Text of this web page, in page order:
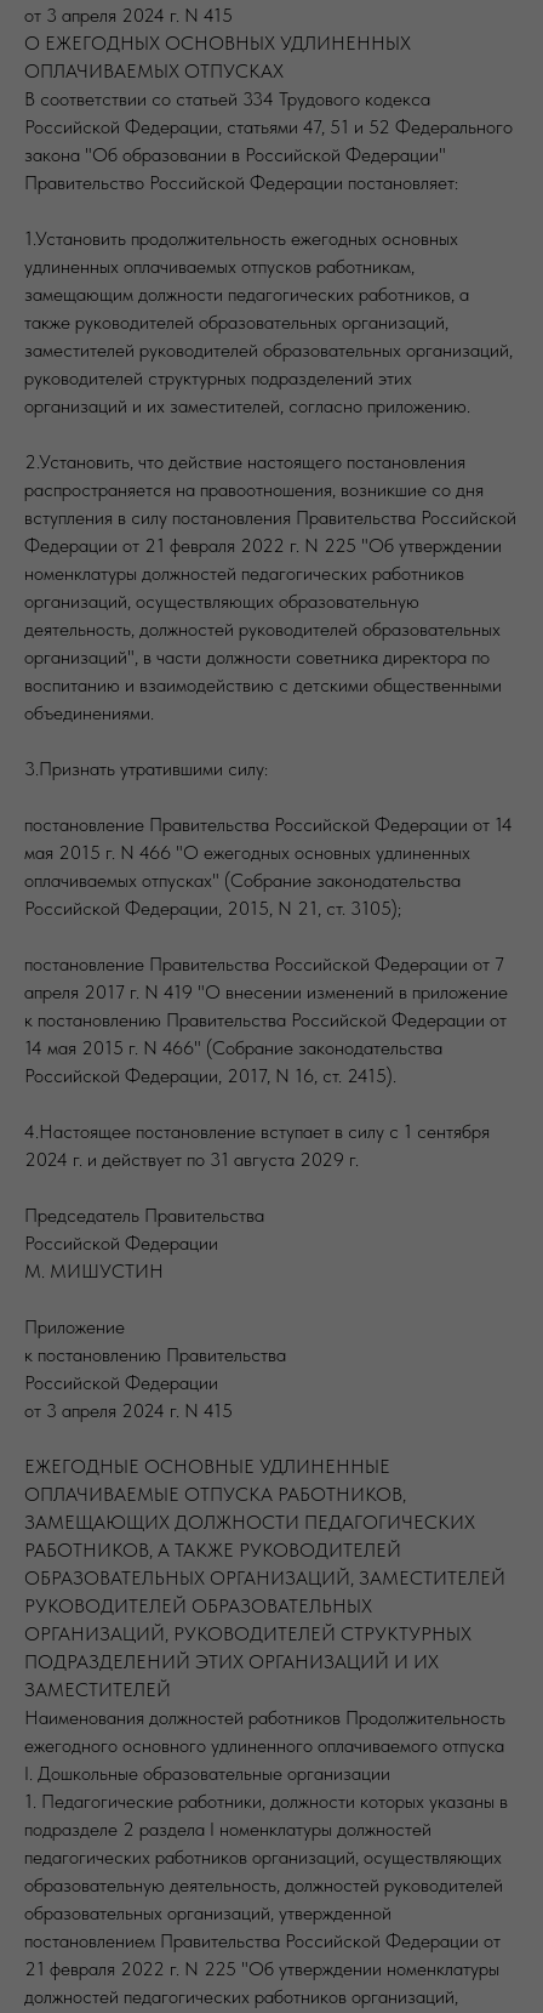
от 3 апреля 2024 г. N 415
О ЕЖЕГОДНЫХ ОСНОВНЫХ УДЛИНЕННЫХ
ОПЛАЧИВАЕМЫХ ОТПУСКАХ
В соответствии со статьей 334 Трудового кодекса
Российской Федерации, статьями 47, 51 и 52 Федерального
закона "Об образовании в Российской Федерации"
Правительство Российской Федерации постановляет:
1.Установить продолжительность ежегодных основных
удлиненных оплачиваемых отпусков работникам,
замещающим должности педагогических работников, а
также руководителей образовательных организаций,
заместителей руководителей образовательных организаций,
руководителей структурных подразделений этих
организаций и их заместителей, согласно приложению.
2.Установить, что действие настоящего постановления
распространяется на правоотношения, возникшие со дня
вступления в силу постановления Правительства Российской
Федерации от 21 февраля 2022 г. N 225 "Об утверждении
номенклатуры должностей педагогических работников
организаций, осуществляющих образовательную
деятельность, должностей руководителей образовательных
организаций", в части должности советника директора по
воспитанию и взаимодействию с детскими общественными
объединениями.
3.Признать утратившими силу:
постановление Правительства Российской Федерации от 14
мая 2015 г. N 466 "О ежегодных основных удлиненных
оплачиваемых отпусках" (Собрание законодательства
Российской Федерации, 2015, N 21, ст. 3105);
постановление Правительства Российской Федерации от 7
апреля 2017 г. N 419 "О внесении изменений в приложение
к постановлению Правительства Российской Федерации от
14 мая 2015 г. N 466" (Собрание законодательства
Российской Федерации, 2017, N 16, ст. 2415).
4.Настоящее постановление вступает в силу с 1 сентября
2024 г. и действует по 31 августа 2029 г.
Председатель Правительства
Российской Федерации
М. МИШУСТИН
Приложение
к постановлению Правительства
Российской Федерации
от 3 апреля 2024 г. N 415
ЕЖЕГОДНЫЕ ОСНОВНЫЕ УДЛИНЕННЫЕ
ОПЛАЧИВАЕМЫЕ ОТПУСКА РАБОТНИКОВ,
ЗАМЕЩАЮЩИХ ДОЛЖНОСТИ ПЕДАГОГИЧЕСКИХ
РАБОТНИКОВ, А ТАКЖЕ РУКОВОДИТЕЛЕЙ
ОБРАЗОВАТЕЛЬНЫХ ОРГАНИЗАЦИЙ, ЗАМЕСТИТЕЛЕЙ
РУКОВОДИТЕЛЕЙ ОБРАЗОВАТЕЛЬНЫХ
ОРГАНИЗАЦИЙ, РУКОВОДИТЕЛЕЙ СТРУКТУРНЫХ
ПОДРАЗДЕЛЕНИЙ ЭТИХ ОРГАНИЗАЦИЙ И ИХ
ЗАМЕСТИТЕЛЕЙ
Наименования должностей работников Продолжительность
ежегодного основного удлиненного оплачиваемого отпуска
I. Дошкольные образовательные организации
1. Педагогические работники, должности которых указаны в
подразделе 2 раздела I номенклатуры должностей
педагогических работников организаций, осуществляющих
образовательную деятельность, должностей руководителей
образовательных организаций, утвержденной
постановлением Правительства Российской Федерации от
21 февраля 2022 г. N 225 "Об утверждении номенклатуры
должностей педагогических работников организаций,